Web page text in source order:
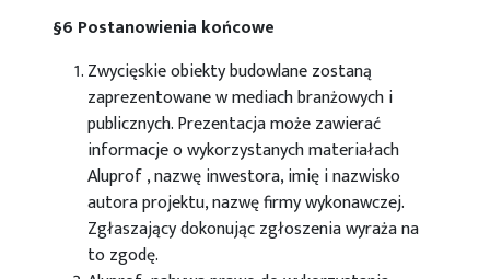
§6 Postanowienia końcowe
Zwycięskie obiekty budowlane zostaną
zaprezentowane w mediach branżowych i
publicznych. Prezentacja może zawierać
informacje o wykorzystanych materiałach
Aluprof , nazwę inwestora, imię i nazwisko
autora projektu, nazwę firmy wykonawczej.
Zgłaszający dokonując zgłoszenia wyraża na
to zgodę.